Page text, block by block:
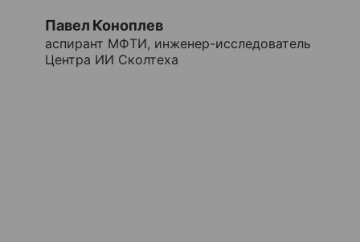
Павел Коноплев
аспирант МФТИ, инженер-исследователь
Центра ИИ Сколтеха